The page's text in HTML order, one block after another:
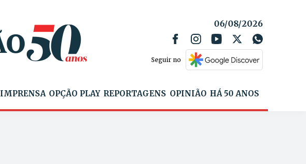
06/08/2026
Seguir no
IMPRENSA OPÇÃO PLAY REPORTAGENS OPINIÃO HÁ 50 ANOS